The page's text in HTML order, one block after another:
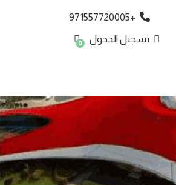
+971557720005
تسجيل الدخول 0